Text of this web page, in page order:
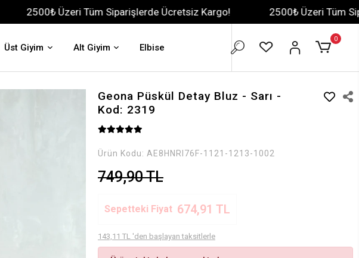
Tüm Siparişlerde Ücretsiz Kargo! 2500₺ Üzeri Tüm Siparişlerde
Üst Giyim Alt Giyim Elbise
0
Geona Püskül Detay Bluz - Sarı -
Kod: 2319
Ürün Kodu: AE8HNRI76F-1121-1213-1002
749,90 TL
Sepetteki Fiyat 674,91 TL
143,11 TL 'den başlayan taksitlerle